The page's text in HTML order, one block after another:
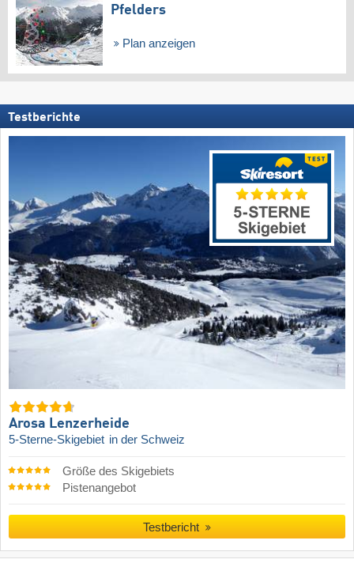
Pfelders
Plan anzeigen
Testberichte
Arosa Lenzerheide
5-Sterne-Skigebiet in der Schweiz
Größe des Skigebiets
Pistenangebot
Testbericht